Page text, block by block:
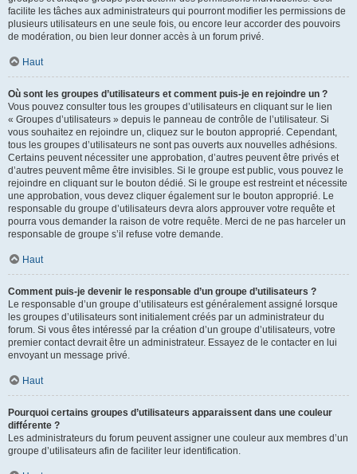
facilite les tâches aux administrateurs qui pourront modifier les permissions de
plusieurs utilisateurs en une seule fois, ou encore leur accorder des pouvoirs
de modération, ou bien leur donner accès à un forum privé.
Haut
Où sont les groupes d’utilisateurs et comment puis-je en rejoindre un ?
Vous pouvez consulter tous les groupes d’utilisateurs en cliquant sur le lien
« Groupes d’utilisateurs » depuis le panneau de contrôle de l’utilisateur. Si
vous souhaitez en rejoindre un, cliquez sur le bouton approprié. Cependant,
tous les groupes d’utilisateurs ne sont pas ouverts aux nouvelles adhésions.
Certains peuvent nécessiter une approbation, d’autres peuvent être privés et
d’autres peuvent même être invisibles. Si le groupe est public, vous pouvez le
rejoindre en cliquant sur le bouton dédié. Si le groupe est restreint et nécessite
une approbation, vous devez cliquer également sur le bouton approprié. Le
responsable du groupe d’utilisateurs devra alors approuver votre requête et
pourra vous demander la raison de votre requête. Merci de ne pas harceler un
responsable de groupe s’il refuse votre demande.
Haut
Comment puis-je devenir le responsable d’un groupe d’utilisateurs ?
Le responsable d’un groupe d’utilisateurs est généralement assigné lorsque
les groupes d’utilisateurs sont initialement créés par un administrateur du
forum. Si vous êtes intéressé par la création d’un groupe d’utilisateurs, votre
premier contact devrait être un administrateur. Essayez de le contacter en lui
envoyant un message privé.
Haut
Pourquoi certains groupes d’utilisateurs apparaissent dans une couleur
différente ?
Les administrateurs du forum peuvent assigner une couleur aux membres d’un
groupe d’utilisateurs afin de faciliter leur identification.